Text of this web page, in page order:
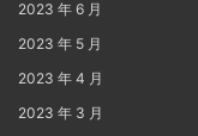
2023 年 6 月
2023 年 5 月
2023 年 4 月
2023 年 3 月